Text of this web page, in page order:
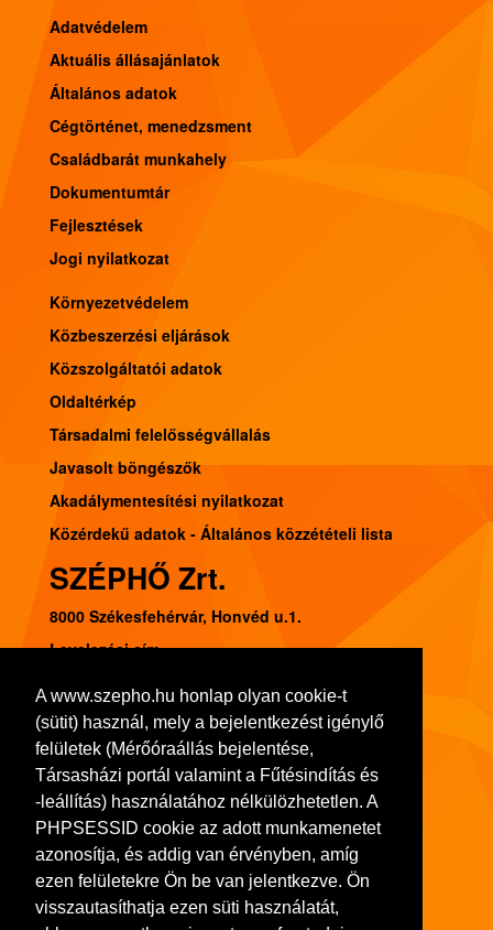
A www.szepho.hu honlap olyan cookie-t
(sütit) használ, mely a bejelentkezést igénylő
felületek (Mérőóraállás bejelentése,
Társasházi portál valamint a Fűtésindítás és
-leállítás) használatához nélkülözhetetlen. A
PHPSESSID cookie az adott munkamenetet
azonosítja, és addig van érvényben, amíg
ezen felületekre Ön be van jelentkezve. Ön
visszautasíthatja ezen süti használatát,
Adatvédelem
Aktuális állásajánlatok
Általános adatok
Cégtörténet, menedzsment
Családbarát munkahely
Dokumentumtár
Fejlesztések
Jogi nyilatkozat
Környezetvédelem
Közbeszerzési eljárások
Közszolgáltatói adatok
Oldaltérkép
Társadalmi felelősségvállalás
Javasolt böngészők
Akadálymentesítési nyilatkozat
Közérdekű adatok - Általános közzétételi lista
SZÉPHŐ Zrt.
8000 Székesfehérvár, Honvéd u.1.
Levelezési cím:
Tel.: (22) 541-300, Fax: (22) 314-252
Adószám: 11103413-2-07
Bankszámlaszám: 10918001-00000036-72480008
Cégjegyzék szám: 07-10-001064